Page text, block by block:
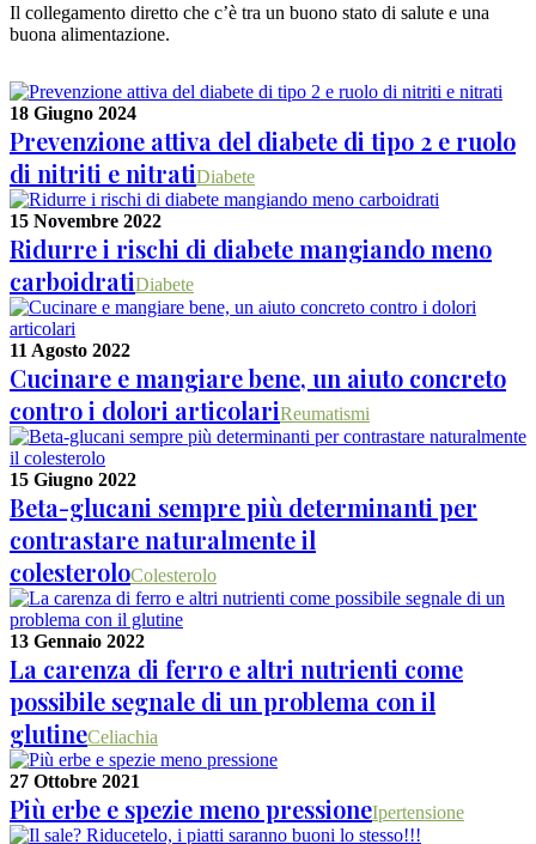
Il collegamento diretto che c’è tra un buono stato di salute e una
buona alimentazione.
18 Giugno 2024
Prevenzione attiva del diabete di tipo 2 e ruolo
di nitriti e nitratiDiabete
15 Novembre 2022
Ridurre i rischi di diabete mangiando meno
carboidratiDiabete
11 Agosto 2022
Cucinare e mangiare bene, un aiuto concreto
contro i dolori articolariReumatismi
15 Giugno 2022
Beta-glucani sempre più determinanti per
contrastare naturalmente il
colesteroloColesterolo
13 Gennaio 2022
La carenza di ferro e altri nutrienti come
possibile segnale di un problema con il
glutineCeliachia
27 Ottobre 2021
Più erbe e spezie meno pressioneIpertensione